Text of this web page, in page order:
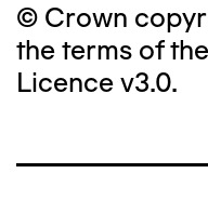
© Crown
the terms of
Licence v3.0.